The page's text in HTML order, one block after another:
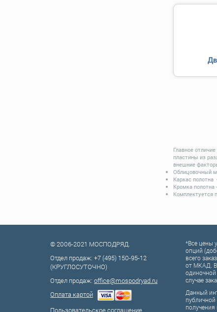
Главное
пластины из
внешние
Облицовочный
Каркас полотна
Кромка
Комплектуется
© 2006-2021 МОСПОДРЯД.
Отдел продаж: +7 (495) 150-95-12
(КРУГЛОСУТОЧНО)
Отдел продаж: office@mospodryad.ru
Оплата картой
Пользовательское соглашение
*Все цены
опций
всего
от МКАД.
одиночной
случае
Данный